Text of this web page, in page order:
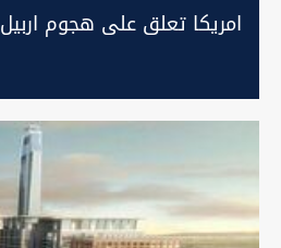
امريكا تعلق على هجوم اربيل